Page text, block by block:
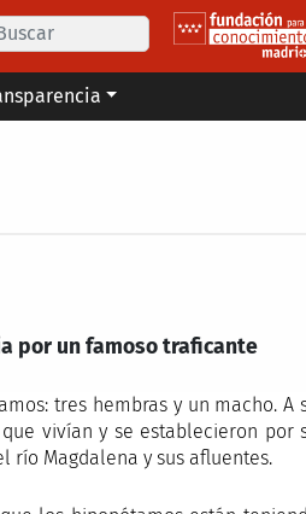
Search
por un famoso traficante
tres hembras y un macho. A
vivían y se establecieron por
río Magdalena y sus afluentes.